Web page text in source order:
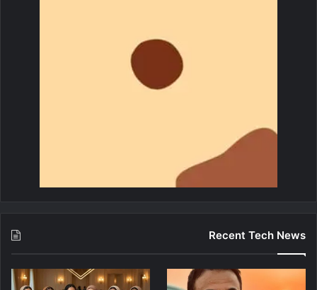
Recent Tech News